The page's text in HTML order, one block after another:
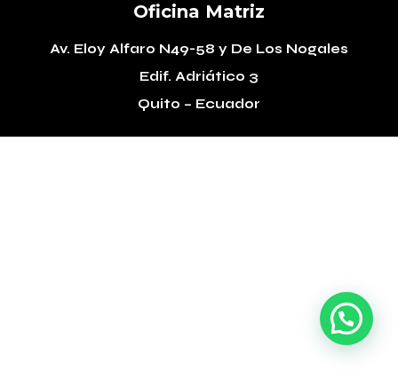
Oficina Matriz
Av. Eloy Alfaro N49-58 y De Los Nogales
Edif. Adriático 3
Quito – Ecuador